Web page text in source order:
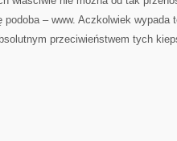
podoba – www. Aczkolwiek wypada
przeciwieństwem tych